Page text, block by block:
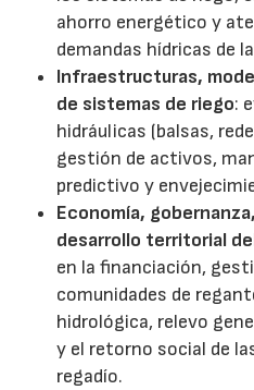
ahorro energético y
demandas hídricas de
Infraestructuras,
de sistemas de riego:
hidráulicas (balsas,
gestión de activos,
predictivo y
Economía,
desarrollo territorial
en la financiación,
comunidades de
hidrológica, relevo
y el retorno social de
regadío.